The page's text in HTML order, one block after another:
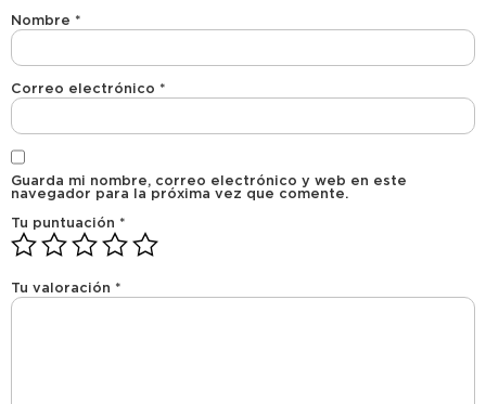
Nombre *
Correo electrónico *
Guarda mi nombre, correo electrónico y web en este
navegador para la próxima vez que comente.
Tu puntuación *
Tu valoración *